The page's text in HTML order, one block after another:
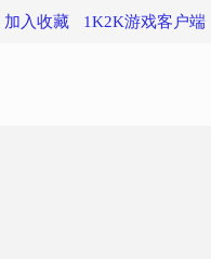
加入收藏 1K2K游戏客户端